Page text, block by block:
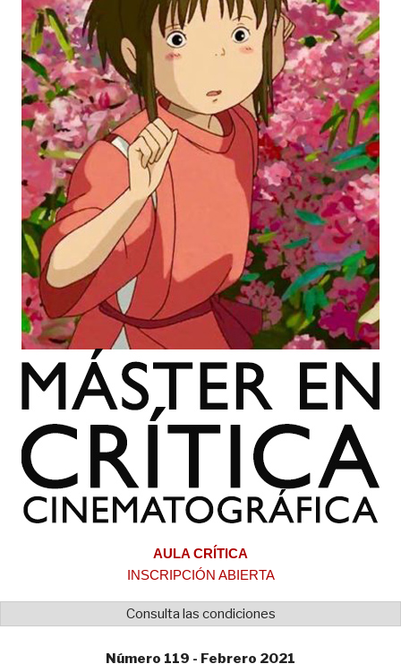
AULA CRÍTICA
INSCRIPCIÓN ABIERTA
Consulta las condiciones
Número 119 - Febrero 2021